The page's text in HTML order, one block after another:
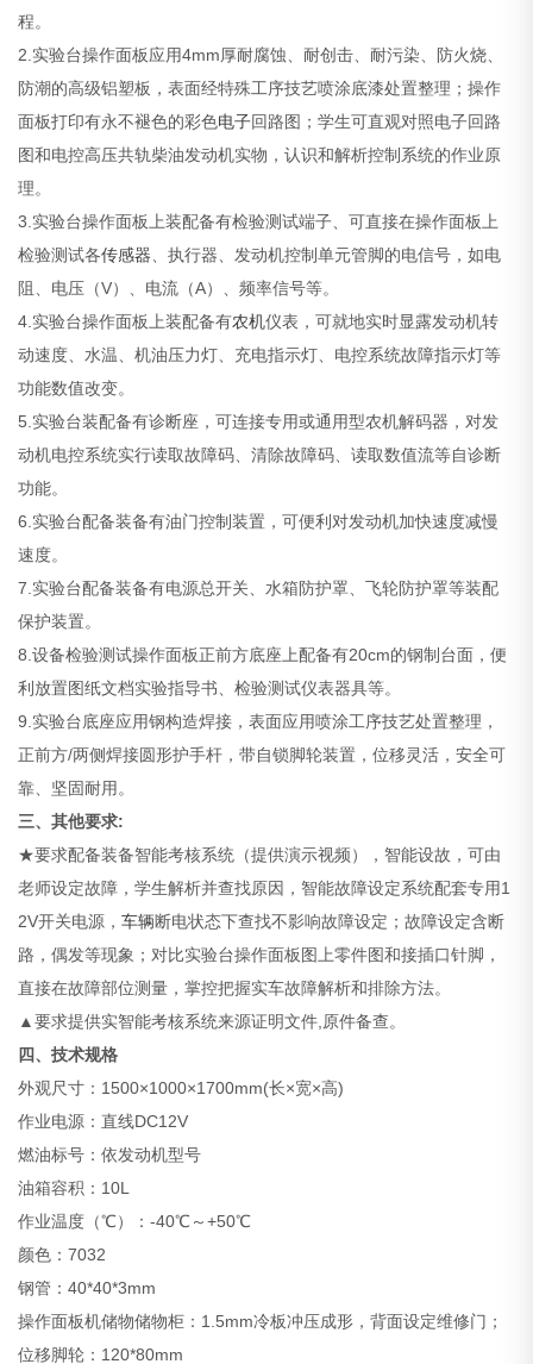
程。
2.实验台操作面板应用4mm厚耐腐蚀、耐创击、耐污染、防火烧、
防潮的高级铝塑板，表面经特殊工序技艺喷涂底漆处置整理；操作
面板打印有永不褪色的彩色电子回路图；学生可直观对照电子回路
图和电控高压共轨柴油发动机实物，认识和解析控制系统的作业原
理。
3.实验台操作面板上装配备有检验测试端子、可直接在操作面板上
检验测试各传感器、执行器、发动机控制单元管脚的电信号，如电
阻、电压（V）、电流（A）、频率信号等。
4.实验台操作面板上装配备有农机仪表，可就地实时显露发动机转
动速度、水温、机油压力灯、充电指示灯、电控系统故障指示灯等
功能数值改变。
5.实验台装配备有诊断座，可连接专用或通用型农机解码器，对发
动机电控系统实行读取故障码、清除故障码、读取数值流等自诊断
功能。
6.实验台配备装备有油门控制装置，可便利对发动机加快速度减慢
速度。
7.实验台配备装备有电源总开关、水箱防护罩、飞轮防护罩等装配
保护装置。
8.设备检验测试操作面板正前方底座上配备有20cm的钢制台面，便
利放置图纸文档实验指导书、检验测试仪表器具等。
9.实验台底座应用钢构造焊接，表面应用喷涂工序技艺处置整理，
正前方/两侧焊接圆形护手杆，带自锁脚轮装置，位移灵活，安全可
靠、坚固耐用。
三、其他要求:
★要求配备装备智能考核系统（提供演示视频），智能设故，可由
老师设定故障，学生解析并查找原因，智能故障设定系统配套专用1
2V开关电源，车辆断电状态下查找不影响故障设定；故障设定含断
路，偶发等现象；对比实验台操作面板图上零件图和接插口针脚，
直接在故障部位测量，掌控把握实车故障解析和排除方法。
▲要求提供实智能考核系统来源证明文件,原件备查。
四、技术规格
外观尺寸：1500×1000×1700mm(长×宽×高)
作业电源：直线DC12V
燃油标号：依发动机型号
油箱容积：10L
作业温度（℃）：-40℃～+50℃
颜色：7032
钢管：40*40*3mm
操作面板机储物储物柜：1.5mm冷板冲压成形，背面设定维修门；
位移脚轮：120*80mm